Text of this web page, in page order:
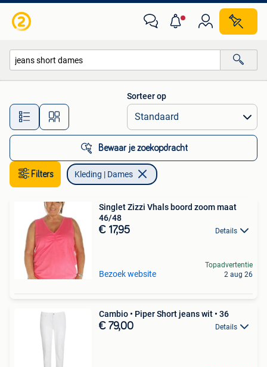
Alle afstanden…
Sorteer op
Bewaar je zoekopdracht
Filters Kleding | Dames
Singlet Zizzi Vhals boord zoom maat
46/48
€ 17,95 Details
Bezoek website
Topadvertentie
2 aug 26
Cambio • Piper Short jeans wit • 36
€ 79,00 Details